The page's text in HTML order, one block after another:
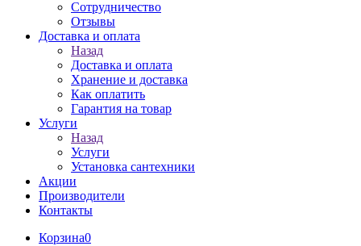
Сотрудничество
Отзывы
Доставка и оплата
Назад
Доставка и оплата
Хранение и доставка
Как оплатить
Гарантия на товар
Услуги
Назад
Услуги
Установка сантехники
Акции
Производители
Контакты
Корзина0